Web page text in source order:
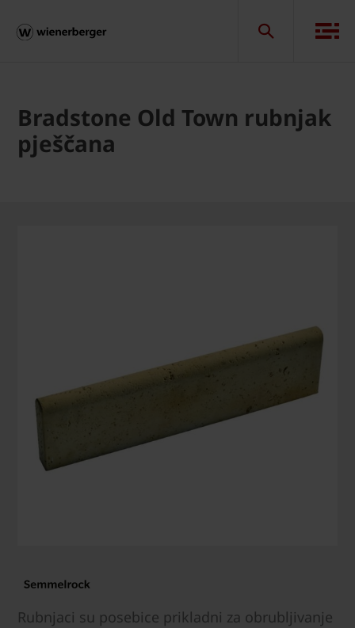
Bradstone Old Town rubnjak
pješčana
Rubnjaci su posebice prikladni za obrubljivanje